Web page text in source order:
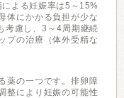
よる妊娠率は5～15%
体にかかる負担が少な
考慮し、3～4周期継続
プの治療（体外受精な
薬の一つです。排卵障
整により妊娠の可能性